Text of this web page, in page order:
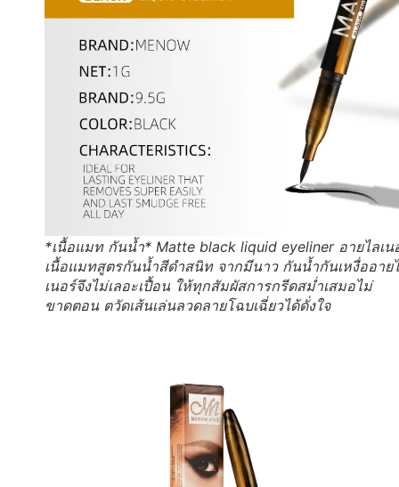
*เนื้อแมท กันน้ำ* Matte black liquid eyeliner อายไลเน
เนื้อแมทสูตรกันน้ำสีดำสนิท จากมีนาว กันน้ำกันเหงื่ออาย
เนอร์จึงไม่เลอะเปื้อน ให้ทุกสัมผัสการกรีดสม่ำเสมอไม่
ขาดตอน ตวัดเส้นเล่นลวดลายโฉบเฉี่ยวได้ดั่งใจ